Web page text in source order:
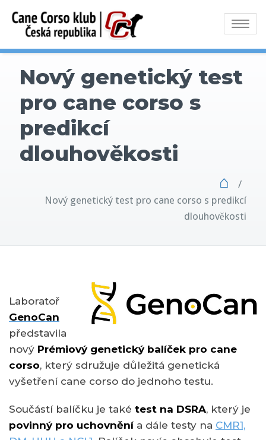
Toggle
Nový genetický test
pro cane corso s
predikcí
dlouhověkosti
⌂
/
Nový genetický test pro cane corso s predikcí
dlouhověkosti
Laboratoř
GenoCan
představila
nový Prémiový genetický balíček pro cane
corso, který sdružuje důležitá genetická
vyšetření cane corso do jednoho testu.
Součástí balíčku je také test na DSRA, který je
povinný pro uchovněnía dále testy na CMR1,